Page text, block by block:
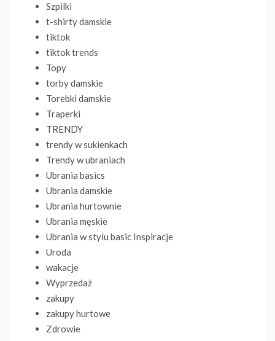
Szpilki
t-shirty damskie
tiktok
tiktok trends
Topy
torby damskie
Torebki damskie
Traperki
TRENDY
trendy w sukienkach
Trendy w ubraniach
Ubrania basics
Ubrania damskie
Ubrania hurtownie
Ubrania męskie
Ubrania w stylu basic Inspiracje
Uroda
wakacje
Wyprzedaż
zakupy
zakupy hurtowe
Zdrowie